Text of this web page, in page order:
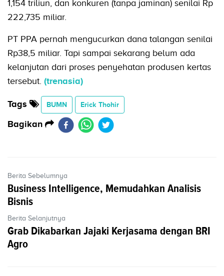
1,154 triliun, dan konkuren (tanpa jaminan) senilai Rp
222,735 miliar.
PT PPA pernah mengucurkan dana talangan senilai
Rp38,5 miliar. Tapi sampai sekarang belum ada
kelanjutan dari proses penyehatan produsen kertas
tersebut. (trenasia)
Tags BUMN Erick Thohir
Bagikan
Berita Sebelumnya
Business Intelligence, Memudahkan Analisis
Bisnis
Berita Selanjutnya
Grab Dikabarkan Jajaki Kerjasama dengan BRI
Agro